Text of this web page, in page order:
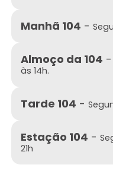
Manhã 104 -
Almoço da 104
às 14h.
Tarde 104 -
Estação 104 -
21h